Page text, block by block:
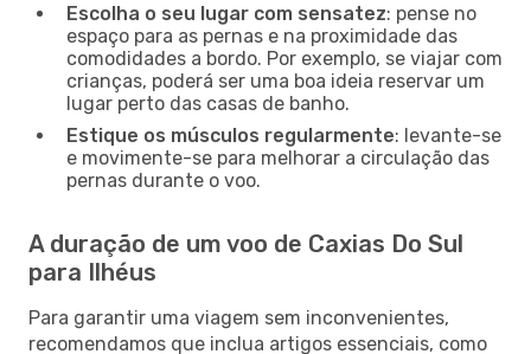
Escolha o seu lugar com sensatez: pense no
espaço para as pernas e na proximidade das
comodidades a bordo. Por exemplo, se viajar com
crianças, poderá ser uma boa ideia reservar um
lugar perto das casas de banho.
Estique os músculos regularmente: levante-se
e movimente-se para melhorar a circulação das
pernas durante o voo.
A duração de um voo de Caxias Do Sul
para Ilhéus
Para garantir uma viagem sem inconvenientes,
recomendamos que inclua artigos essenciais, como